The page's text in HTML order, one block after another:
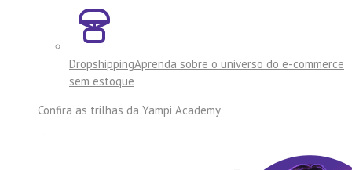
DropshippingAprenda sobre o universo do e-commerce
sem estoque
Confira as trilhas da Yampi Academy